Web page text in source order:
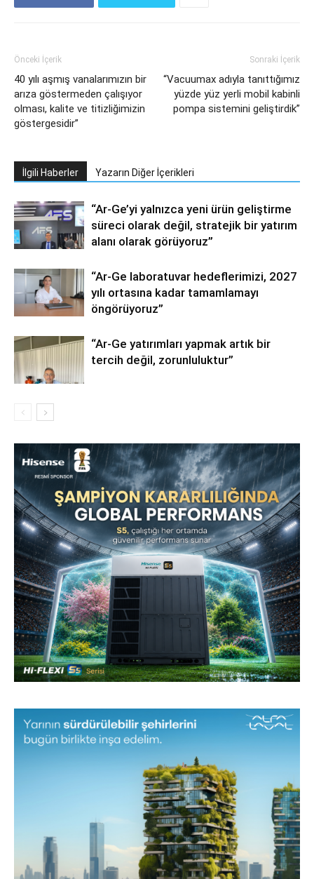
Önceki İçerik
40 yılı aşmış vanalarımızın bir
arıza göstermeden çalışıyor
olması, kalite ve titizliğimizin
göstergesidir”
Sonraki İçerik
“Vacuumax adıyla tanıttığımız
yüzde yüz yerli mobil kabinli
pompa sistemini geliştirdik”
İlgili Haberler Yazarın Diğer İçerikleri
“Ar-Ge’yi yalnızca yeni ürün geliştirme
süreci olarak değil, stratejik bir yatırım
alanı olarak görüyoruz”
“Ar-Ge laboratuvar hedeflerimizi, 2027
yılı ortasına kadar tamamlamayı
öngörüyoruz”
“Ar-Ge yatırımları yapmak artık bir
tercih değil, zorunluluktur”